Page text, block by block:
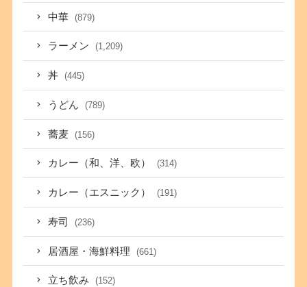
中華 (879)
ラーメン (1,209)
丼 (445)
うどん (789)
蕎麦 (156)
カレー（和、洋、欧） (314)
カレー（エスニック） (191)
寿司 (236)
居酒屋・海鮮料理 (661)
立ち飲み (152)